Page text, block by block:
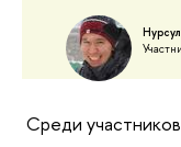
Среди